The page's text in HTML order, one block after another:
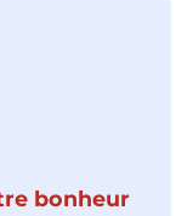
bonheur